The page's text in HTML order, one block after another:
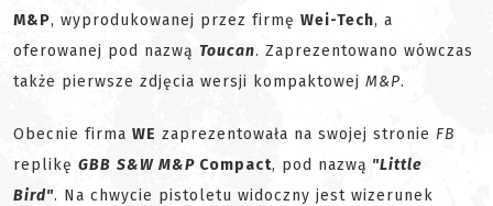
M&P, wyprodukowanej przez firmę Wei-Tech, a
oferowanej pod nazwą Toucan. Zaprezentowano wówczas
także pierwsze zdjęcia wersji kompaktowej M&P.
Obecnie firma WE zaprezentowała na swojej stronie FB
replikę GBB S&W M&P Compact, pod nazwą "Little
Bird". Na chwycie pistoletu widoczny jest wizerunek